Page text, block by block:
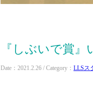
『しぶいで賞』
Date：2021.2.26 / Category： LLSス